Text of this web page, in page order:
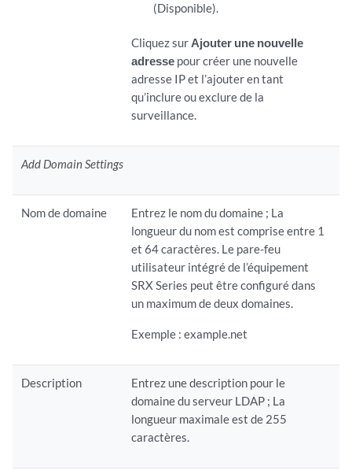
(Disponible).
Cliquez sur Ajouter une nouvelle
adresse pour créer une nouvelle
adresse IP et l’ajouter en tant
qu’inclure ou exclure de la
surveillance.
Add Domain Settings
Nom de domaine
Entrez le nom du domaine ; La
longueur du nom est comprise entre 1
et 64 caractères. Le pare-feu
utilisateur intégré de l’équipement
SRX Series peut être configuré dans
un maximum de deux domaines.
Exemple : example.net
Description
Entrez une description pour le
domaine du serveur LDAP ; La
longueur maximale est de 255
caractères.